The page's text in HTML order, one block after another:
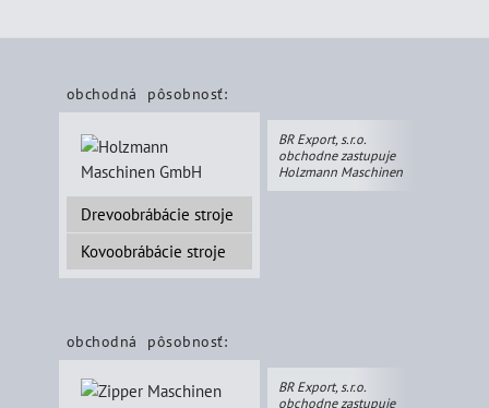
obchodná pôsobnosť:
Drevoobrábácie stroje
Kovoobrábácie stroje
BR Export, s.r.o.
obchodne zastupuje
Holzmann Maschinen
obchodná pôsobnosť:
BR Export, s.r.o.
obchodne zastupuje